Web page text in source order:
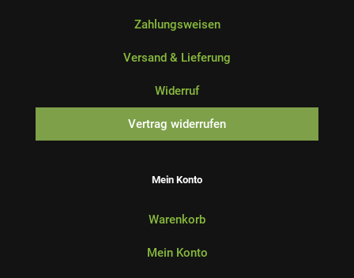
Zahlungsweisen
Versand & Lieferung
Widerruf
Vertrag widerrufen
Mein Konto
Warenkorb
Mein Konto